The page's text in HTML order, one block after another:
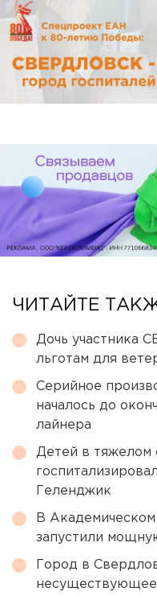
ЧИТАЙТЕ
Дочь участника
льготам для
Серийное
началось до
лайнера
Детей в тяжелом
Геленджик
В
запустили
Город в
несуществующее